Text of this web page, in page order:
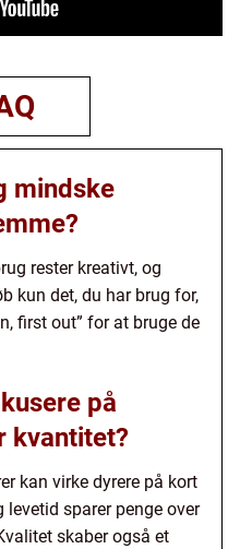
mindske
rester kreativt, og
kun det, du har brug for,
first out” for at bruge de
på
kvantitet?
kan virke dyrere på kort
sparer penge over
skaber også et